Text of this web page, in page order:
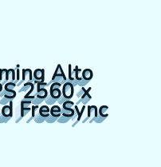
Alto
2560 x
FreeSync